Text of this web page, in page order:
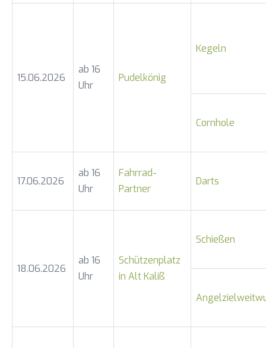
15.06.2026
ab 16
Uhr
Pudelkönig
Kegeln
Cornhole
17.06.2026
ab 16
Uhr
Fahrrad-
Partner
Darts
18.06.2026
ab 16
Uhr
Schützenplatz
in Alt Kaliß
Schießen